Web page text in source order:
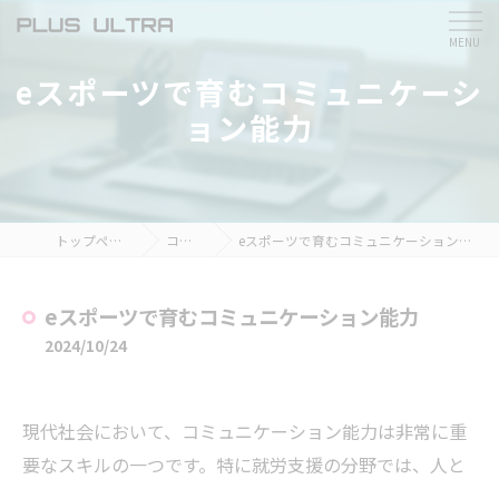
eスポーツで育むコミュニケーシ
ョン能力
トップページ コラム eスポーツで育むコミュニケーション能力
eスポーツで育むコミュニケーション能力
2024/10/24
現代社会において、コミュニケーション能力は非常に重
要なスキルの一つです。特に就労支援の分野では、人と